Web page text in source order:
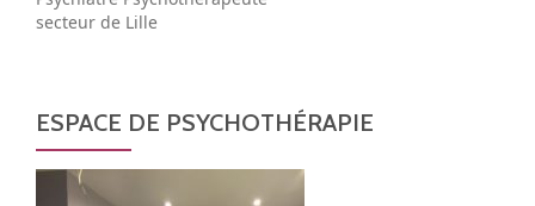
secteur de Lille
ESPACE DE PSYCHOTHÉRAPIE